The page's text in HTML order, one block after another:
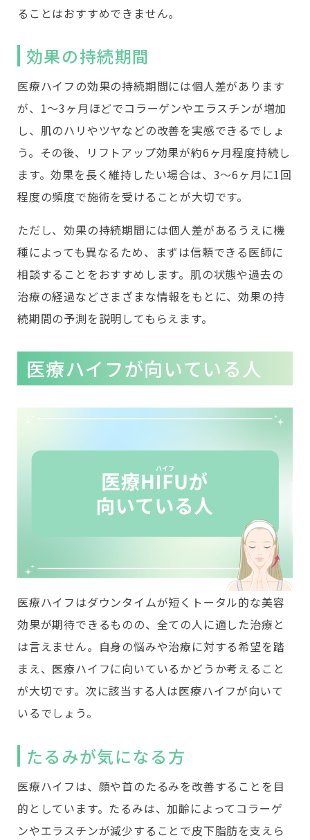
ることはおすすめできません。
効果の持続期間
医療ハイフの効果の持続期間には個人差があります
が、1～3ヶ月ほどでコラーゲンやエラスチンが増加
し、肌のハリやツヤなどの改善を実感できるでしょ
う。その後、リフトアップ効果が約6ヶ月程度持続し
ます。効果を長く維持したい場合は、3～6ヶ月に1回
程度の頻度で施術を受けることが大切です。
ただし、効果の持続期間には個人差があるうえに機
種によっても異なるため、まずは信頼できる医師に
相談することをおすすめします。肌の状態や過去の
治療の経過などさまざまな情報をもとに、効果の持
続期間の予測を説明してもらえます。
医療ハイフが向いている人
医療ハイフはダウンタイムが短くトータル的な美容
効果が期待できるものの、全ての人に適した治療と
は言えません。自身の悩みや治療に対する希望を踏
まえ、医療ハイフに向いているかどうか考えること
が大切です。次に該当する人は医療ハイフが向いて
いるでしょう。
たるみが気になる方
医療ハイフは、顔や首のたるみを改善することを目
的としています。たるみは、加齢によってコラーゲ
ンやエラスチンが減少することで皮下脂肪を支えら